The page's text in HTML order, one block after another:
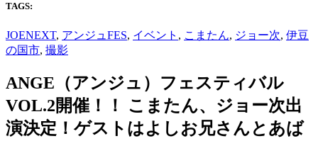
TAGS:
JOENEXT, アンジュFES, イベント , こまたん, ジョー次, 伊豆
の国市, 撮影
ANGE（アンジュ）フェスティバル
VOL.2開催！！ こまたん、ジョー次出
演決定！ゲストはよしお兄さんとあば